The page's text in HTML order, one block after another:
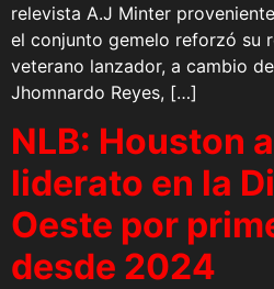
relevista A.J Minter
el conjunto gemelo reforzó su
veterano lanzador, a cambio
Jhomnardo Reyes, […]
NLB: Houston
liderato en la
Oeste por
desde 2024